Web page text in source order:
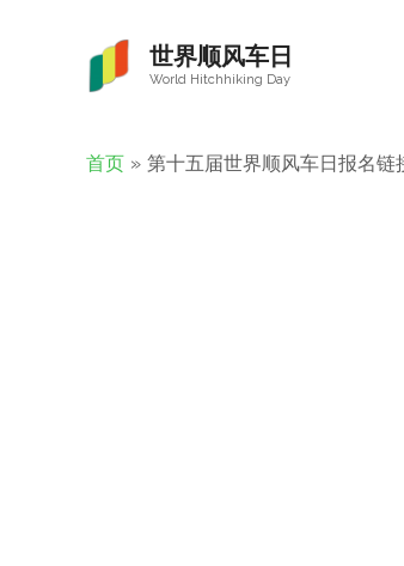
世界顺风车日
World Hitchhiking Day
首页 第十五届世界顺风车日报名链